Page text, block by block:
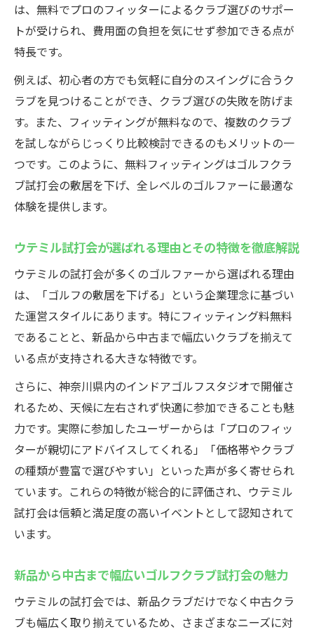
は、無料でプロのフィッターによるクラブ選びのサポー
トが受けられ、費用面の負担を気にせず参加できる点が
特長です。
例えば、初心者の方でも気軽に自分のスイングに合うク
ラブを見つけることができ、クラブ選びの失敗を防げま
す。また、フィッティングが無料なので、複数のクラブ
を試しながらじっくり比較検討できるのもメリットの一
つです。このように、無料フィッティングはゴルフクラ
ブ試打会の敷居を下げ、全レベルのゴルファーに最適な
体験を提供します。
ウテミル試打会が選ばれる理由とその特徴を徹底解説
ウテミルの試打会が多くのゴルファーから選ばれる理由
は、「ゴルフの敷居を下げる」という企業理念に基づい
た運営スタイルにあります。特にフィッティング料無料
であることと、新品から中古まで幅広いクラブを揃えて
いる点が支持される大きな特徴です。
さらに、神奈川県内のインドアゴルフスタジオで開催さ
れるため、天候に左右されず快適に参加できることも魅
力です。実際に参加したユーザーからは「プロのフィッ
ターが親切にアドバイスしてくれる」「価格帯やクラブ
の種類が豊富で選びやすい」といった声が多く寄せられ
ています。これらの特徴が総合的に評価され、ウテミル
試打会は信頼と満足度の高いイベントとして認知されて
います。
新品から中古まで幅広いゴルフクラブ試打会の魅力
ウテミルの試打会では、新品クラブだけでなく中古クラ
ブも幅広く取り揃えているため、さまざまなニーズに対